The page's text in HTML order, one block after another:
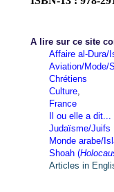
A lire sur ce site
Affaire al-Dura/
Aviation/Mode/
Chrétiens
Culture,
France
Il ou elle a dit...
Judaïsme/Juifs
Monde arabe/
Shoah (
Articles in